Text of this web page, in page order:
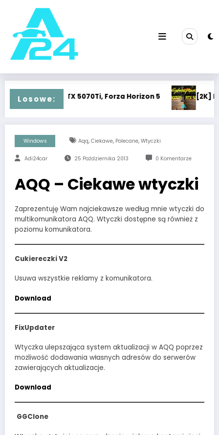
Losowe:
vs RTX 5070Ti, Forza Horizon 5 [2K] RTX 3070Ti
Windows Aqq, Ciekawe, Polecane, Wtyczki
Adi24car 25 Października 2013 0 Komentarze
AQQ – Ciekawe wtyczki
Zaprezentuję Wam najciekawsze według mnie wtyczki do
multikomunikatora AQQ. Wtyczki dostępne są również z
poziomu komunikatora.
Cukiereczki V2
Usuwa wszystkie reklamy z komunikatora.
Download
FixUpdater
Wtyczka ulepszająca system aktualizacji w AQQ poprzez
możliwość dodawania własnych adresów do serwerów
zawierających aktualizacje.
Download
GGClone